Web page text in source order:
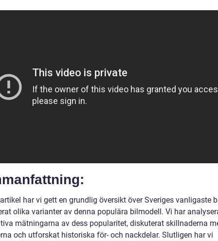
har vi gett en grundlig översikt över Sveriges vanligaste
olika varianter av denna populära bilmodell. Vi har
mätningarna av dess popularitet, diskuterat skillnaderna
och utforskat historiska för- och nackdelar. Slutligen har vi